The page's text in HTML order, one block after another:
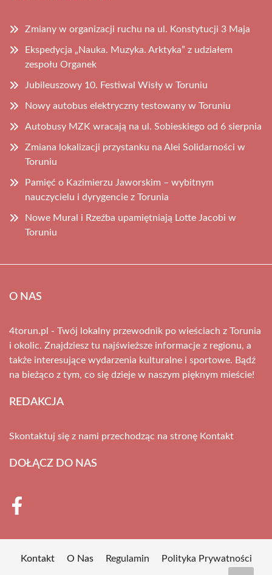
Zmiany w organizacji ruchu na ul. Konstytucji 3 Maja
Ekspedycja „Nauka. Muzyka. Arktyka” z udziałem
zespołu Organek
Jubileuszowy 10. Festiwal Wisły w Toruniu
Nowy autobus elektryczny testowany w Toruniu
Autobusy MZK wracają na ul. Sobieskiego od 6 sierpnia
Zmiana lokalizacji przystanku na Alei Solidarności w
Toruniu
Pamięć o Kazimierzu Jaworskim – wybitnym
nauczycielu i dyrygencie z Torunia
Nowe Mural i Rzeźba upamiętniają Lotte Jacobi w
Toruniu
O NAS
4torun.pl - Twój lokalny przewodnik po wieściach z Torunia
i okolic. Znajdziesz tu najświeższe informacje z regionu, a
także interesujące wydarzenia kulturalne i sportowe. Bądź
na bieżąco z tym, co się dzieje w naszym pięknym mieście!
REDAKCJA
Skontaktuj się z nami przechodząc na stronę Kontakt
DOŁĄCZ DO NAS
Kontakt O Nas Regulamin Polityka Prywatności